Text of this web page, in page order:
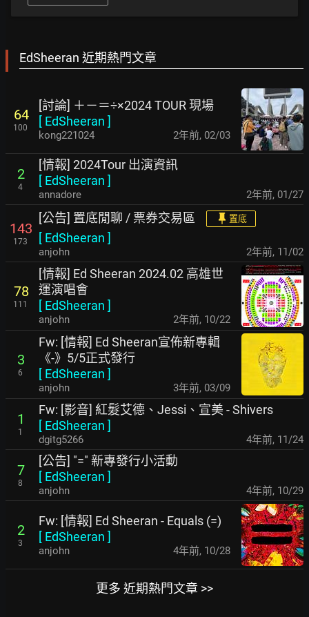
EdSheeran 近期熱門文章
64
100
[討論] ＋－＝÷×2024 TOUR 現場
[ EdSheeran ]
kong221024 2年前, 02/03
2
4
[情報] 2024Tour 出演資訊
[ EdSheeran ]
annadore 2年前, 01/27
143
173
[公告] 置底閒聊 / 票券交易區 置底
[ EdSheeran ]
anjohn 2年前, 11/02
78
111
[情報] Ed Sheeran 2024.02 高雄世
運演唱會
[ EdSheeran ]
anjohn 2年前, 10/22
3
6
Fw: [情報] Ed Sheeran宣佈新專輯
《-》5/5正式發行
[ EdSheeran ]
anjohn 3年前, 03/09
1
1
Fw: [影音] 紅髮艾德、Jessi、宣美 - Shivers
[ EdSheeran ]
dgitg5266 4年前, 11/24
7
8
[公告] "=" 新專發行小活動
[ EdSheeran ]
anjohn 4年前, 10/29
2
3
Fw: [情報] Ed Sheeran - Equals (=)
[ EdSheeran ]
anjohn 4年前, 10/28
更多 近期熱門文章 >>